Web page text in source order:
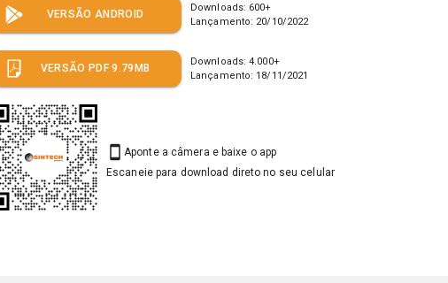
VERSÃO ANDROID
Downloads: 600+
Lançamento: 20/10/2022
VERSÃO PDF 9.79MB
Downloads:4.000+
Lançamento: 18/11/2021
Aponte a câmera e baixe o app
Escaneie para download direto no seu celular